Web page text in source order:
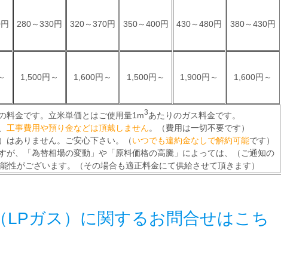
280～330円 320～370円 350～400円 430～480円 380～430円
1,500円～ 1,600円～ 1,500円～ 1,900円～ 1,600円～
料金です。立米単価とはご使用量1m3あたりのガス料金です。
工事費用や預り金などは頂戴しません。（費用は一切不要です）
はありません。ご安心下さい。（いつでも違約金なしで解約可能です）
が、「為替相場の変動」や「原料価格の高騰」によっては、（ご通知の
性がございます。（その場合も適正料金にて供給させて頂きます）
LPガス）に関するお問合せはこち